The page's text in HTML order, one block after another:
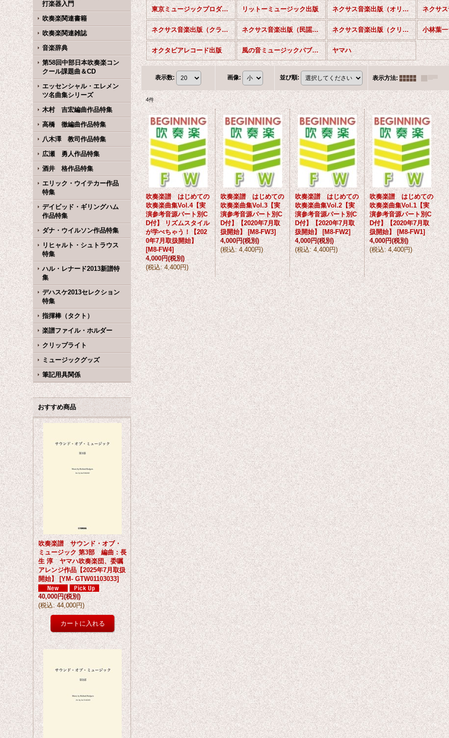
打楽器入門
吹奏楽関連書籍
吹奏楽関連雑誌
音楽辞典
第58回中部日本吹奏楽コン
クール課題曲＆CD
エッセンシャル・エレメン
ツ名曲集シリーズ
木村 吉宏編曲作品特集
高橋 徹編曲作品特集
八木澤 教司作品特集
広瀬 勇人作品特集
酒井 格作品特集
エリック・ウイテカー作品
特集
デイビッド・ギリングハム
作品特集
ダナ・ウイルソン作品特集
リヒャルト・シュトラウス
特集
ハル・レナード2013新譜特
集
デハスケ2013セレクション
特集
指揮棒（タクト）
楽譜ファイル・ホルダー
クリップライト
ミュージックグッズ
筆記用具関係
おすすめ商品
吹奏楽譜 サウンド・オブ・
ミュージック 第3部 編曲：長
生 淳 ヤマハ吹奏楽団、委嘱
アレンジ作品【2025年7月取扱
開始】 [YM- GTW01103033]
40,000円(税別)
(税込: 44,000円)
東京ミュージックプロダクション(秋葉原区立すいそうがく団！シリーズ） リットーミュージック出版 ネクサス音楽出版（オリジナル作品）
ネクサス音楽出版（クラシック作品） ネクサス音楽出版（民謡・童謡・唱歌） ネクサス音楽出版（クリスマス） 小林葉
オクタビアレコード出版 風の音ミュージックパブリッシング ヤマハ
表示数: 画像: 並び順: 表示方法:
4件
吹奏楽譜 はじめての
吹奏楽曲集Vol.4【実
演参考音源パート別C
D付】 リズムスタイル
が学べちゃう！【202
0年7月取扱開始】
[M8-FW4]
4,000円(税別)
(税込: 4,400円)
吹奏楽譜 はじめての
吹奏楽曲集Vol.3【実
演参考音源パート別C
D付】【2020年7月取
扱開始】 [M8-FW3]
4,000円(税別)
(税込: 4,400円)
吹奏楽譜 はじめての
吹奏楽曲集Vol.2【実
演参考音源パート別C
D付】【2020年7月取
扱開始】 [M8-FW2]
4,000円(税別)
(税込: 4,400円)
吹奏楽譜 はじめての
吹奏楽曲集Vol.1【実
演参考音源パート別C
D付】【2020年7月取
扱開始】 [M8-FW1]
4,000円(税別)
(税込: 4,400円)